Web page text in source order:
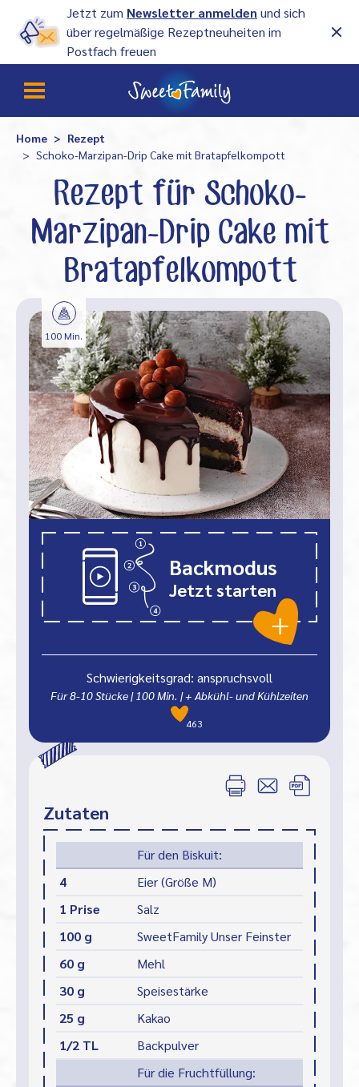
Jetzt zum Newsletter anmelden und sich
über regelmäßige Rezeptneuheiten im
Postfach freuen
Home
Rezept
Schoko-Marzipan-Drip Cake mit Bratapfelkompott
Rezept für Schoko-
Marzipan-Drip Cake mit
Bratapfelkompott
Backmodus
Jetzt starten
100 Min.
Schwierigkeitsgrad: anspruchsvoll
Für 8-10 Stücke | 100 Min. | + Abkühl- und Kühlzeiten
463
Zutaten
Für den Biskuit:
4
Eier (Größe M)
1 Prise
Salz
100 g
SweetFamily Unser Feinster
60 g
Mehl
30 g
Speisestärke
25 g
Kakao
1/2 TL
Backpulver
Für die Fruchtfüllung: